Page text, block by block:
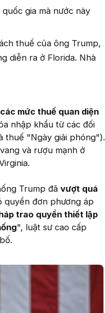
gia mà nước này
thuế của ông Trump,
diễn ra ở Florida. Nhà
mức thuế quan diện
nhập khẩu từ các đối
thuế "Ngày giải phóng").
và rượu mạnh ở
Trump đã vượt quá
quyền đơn phương áp
trao quyền thiết lập
", luật sư cao cấp